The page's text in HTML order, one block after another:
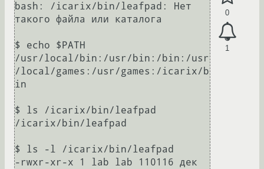
0
1
bash: /icarix/bin/leafpad: Нет
такого файла или каталога
$ echo $PATH
/usr/local/bin:/usr/bin:/bin:/usr
/local/games:/usr/games:/icarix/b
in
$ ls /icarix/bin/leafpad
/icarix/bin/leafpad
$ ls -l /icarix/bin/leafpad
-rwxr-xr-x 1 lab lab 110116 дек